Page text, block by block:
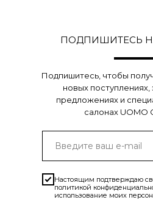
Настоящим подтверждаю
политикой
использование моих
ПОДПИШИТЕСЬ
Подпишитесь, чтобы
новых
предложениях и
салонах UOMO